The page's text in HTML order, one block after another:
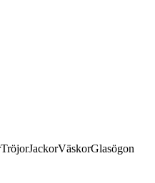
TröjorJackorVäskorGlasögon